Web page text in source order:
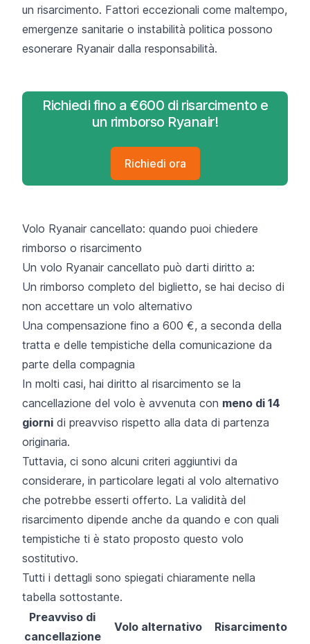
un risarcimento. Fattori eccezionali come maltempo,
emergenze sanitarie o instabilità politica possono
esonerare Ryanair dalla responsabilità.
Richiedi fino a €600 di risarcimento e
un rimborso Ryanair!
Richiedi ora
Volo Ryanair cancellato: quando puoi chiedere
rimborso o risarcimento
Un volo Ryanair cancellato può darti diritto a:
Un rimborso completo del biglietto, se hai deciso di
non accettare un volo alternativo
Una compensazione fino a 600 €, a seconda della
tratta e delle tempistiche della comunicazione da
parte della compagnia
In molti casi, hai diritto al risarcimento se la
cancellazione del volo è avvenuta con meno di 14
giorni di preavviso rispetto alla data di partenza
originaria.
Tuttavia, ci sono alcuni criteri aggiuntivi da
considerare, in particolare legati al volo alternativo
che potrebbe esserti offerto. La validità del
risarcimento dipende anche da quando e con quali
tempistiche ti è stato proposto questo volo
sostitutivo.
Tutti i dettagli sono spiegati chiaramente nella
tabella sottostante.
Preavviso di
cancellazione
Volo alternativo Risarcimento